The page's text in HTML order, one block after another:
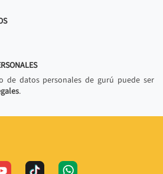
de datos personales de gurú puede ser
.